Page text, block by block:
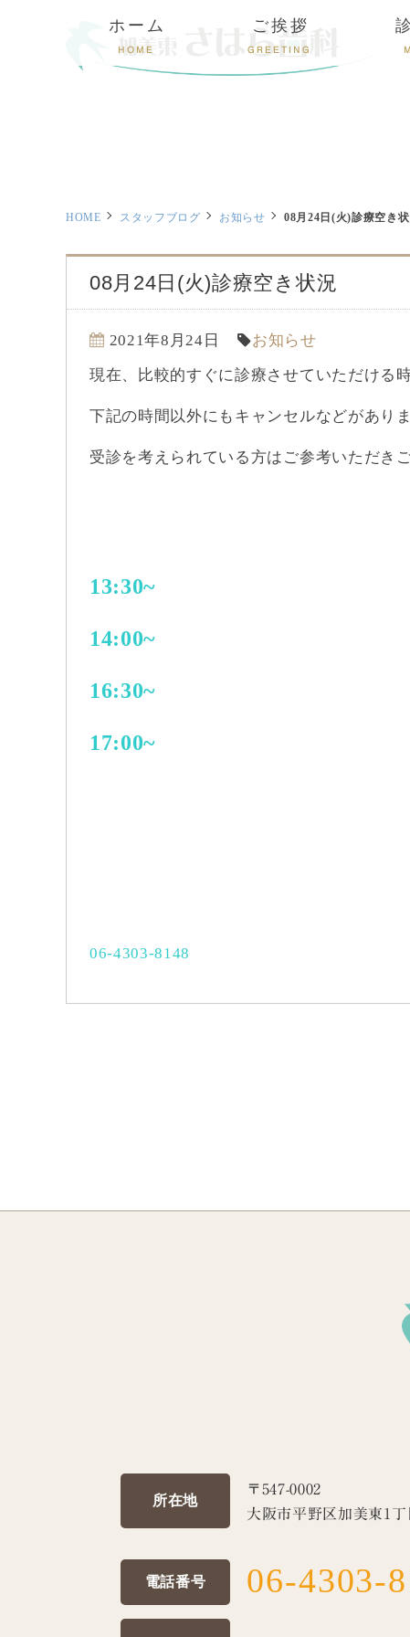
ホーム
HOME
ご挨拶
GREETING
HOME スタッフブログ お知らせ 08月24日(火)診療空き
08月24日(火)診療空き状況
2021年8月24日
お知らせ
現在、比較的すぐに診療させていただける
下記の時間以外にもキャンセルなどがあり
受診を考えられている方はご参考いただき
13:30~
14:00~
16:30~
17:00~
06-4303-8148
所在地
〒547-0002
大阪市平野区加美東1丁
電話番号 06-4303-